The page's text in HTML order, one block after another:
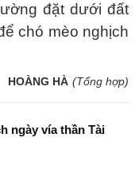
đặt dưới đất
chó mèo nghịch
HOÀNG HÀ (Tổng hợp)
ngày vía thần Tài